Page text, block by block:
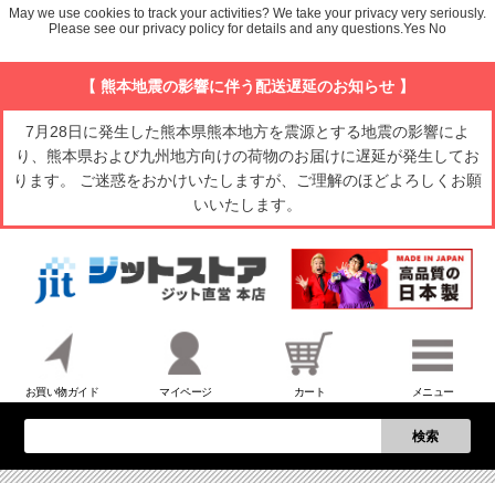
【 熊本地震の影響に伴う配送遅延のお知らせ 】
7月28日に発生した熊本県熊本地方を震源とする地震の影響によ
り、熊本県および九州地方向けの荷物のお届けに遅延が発生してお
ります。 ご迷惑をおかけいたしますが、ご理解のほどよろしくお願
いいたします。
お買い物ガイド マイページ カート メニュー
検索
May we use cookies to track your activities? We take your privacy very seriously.
Please see our privacy policy for details and any questions.Yes No